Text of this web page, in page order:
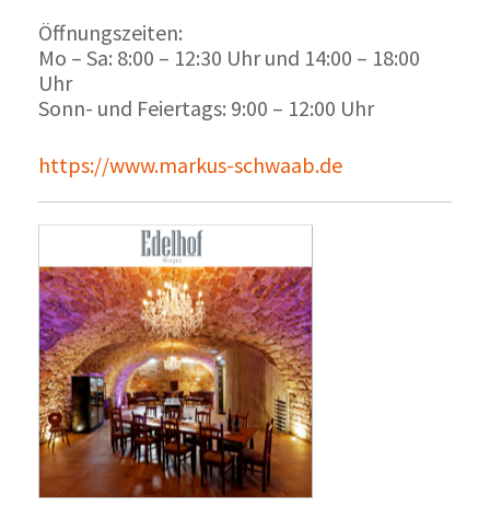
Öffnungszeiten:
Mo – Sa: 8:00 – 12:30 Uhr und 14:00 – 18:00
Uhr
Sonn- und Feiertags: 9:00 – 12:00 Uhr
https://www.markus-schwaab.de